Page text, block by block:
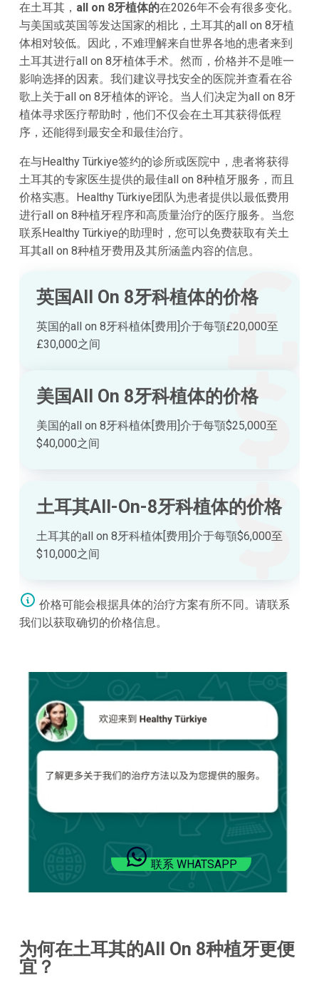
在土耳其， all on 8牙植体的在2026年不会有很多变化。
与美国或英国等发达国家的相比，土耳其的all on 8牙植
体相对较低。因此，不难理解来自世界各地的患者来到
土耳其进行all on 8牙植体手术。然而，价格并不是唯一
影响选择的因素。我们建议寻找安全的医院并查看在谷
歌上关于all on 8牙植体的评论。当人们决定为all on 8牙
植体寻求医疗帮助时，他们不仅会在土耳其获得低程
序，还能得到最安全和最佳治疗。
在与Healthy Türkiye签约的诊所或医院中，患者将获得
土耳其的专家医生提供的最佳all on 8种植牙服务，而且
价格实惠。Healthy Türkiye团队为患者提供以最低费用
进行all on 8种植牙程序和高质量治疗的医疗服务。当您
联系Healthy Türkiye的助理时，您可以免费获取有关土
耳其all on 8种植牙费用及其所涵盖内容的信息。
英国All On 8牙科植体的价格
英国的all on 8牙科植体[费用]介于每顎£20,000至
£30,000之间
美国All On 8牙科植体的价格
美国的all on 8牙科植体[费用]介于每顎$25,000至
$40,000之间
土耳其All-On-8牙科植体的价格
土耳其的all on 8牙科植体[费用]介于每顎$6,000至
$10,000之间
价格可能会根据具体的治疗方案有所不同。请联系
我们以获取确切的价格信息。
联系 WHATSAPP
为何在土耳其的All On 8种植牙更便
宜？